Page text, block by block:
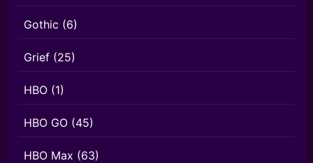
Gothic (6)
Grief (25)
HBO (1)
HBO GO (45)
HBO Max (63)